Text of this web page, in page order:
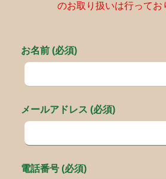
のお取り扱いは行ってお
お名前 (必須)
メールアドレス (必須)
電話番号 (必須)